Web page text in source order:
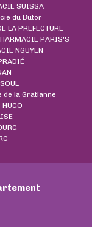
SUISSA
du Butor
LA PREFECTURE
PARIS'S
NGUYEN
de la Gratianne